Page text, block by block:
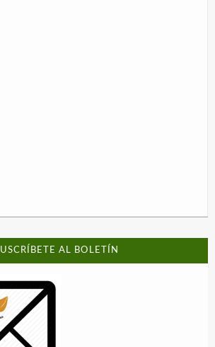
AL BOLETÍN